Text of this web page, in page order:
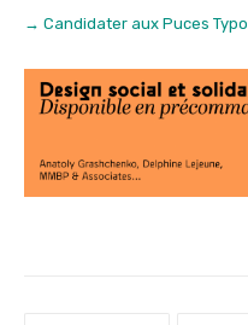
→ Candidater aux Puces Typo